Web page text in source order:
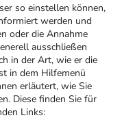
so einstellen können,
werden und
oder die Annahme
ausschließen
in der Art, wie er die
in dem Hilfemenü
erläutert, wie Sie
Diese finden Sie für
Links: